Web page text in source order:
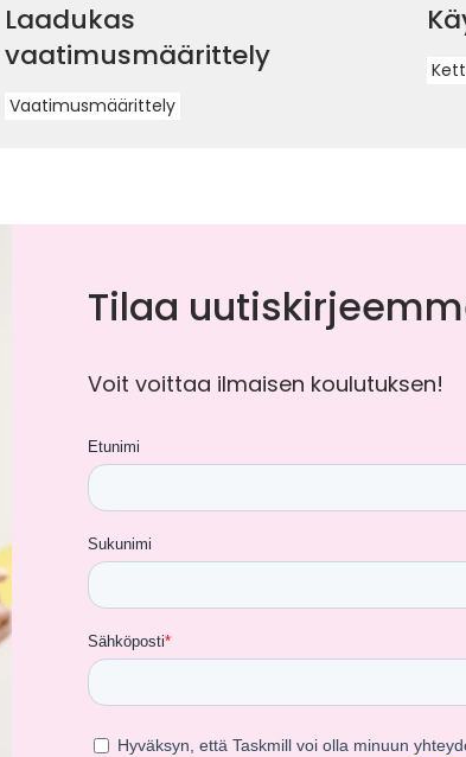
Laadukas
vaatimusmäärittely
Vaatimusmäärittely
Tilaa
Voit voittaa ilmaisen koulutuksen!